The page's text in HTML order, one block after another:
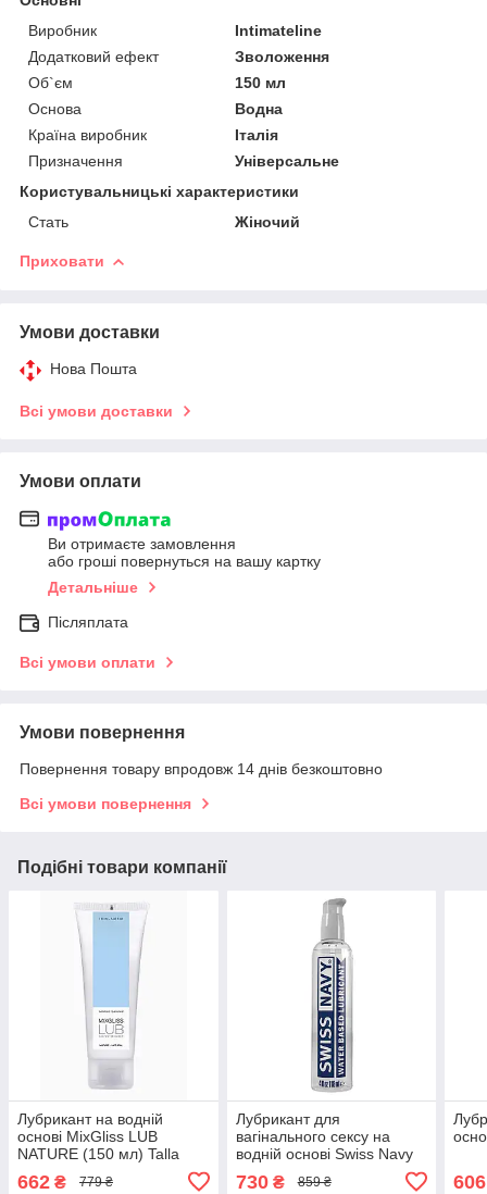
Виробник
Intimateline
Додатковий ефект
Зволоження
Об`єм
150 мл
Основа
Водна
Країна виробник
Італія
Призначення
Універсальне
Користувальницькі характеристики
Стать
Жіночий
Приховати
Умови доставки
Нова Пошта
Всі умови доставки
Умови оплати
Ви отримаєте замовлення
або гроші повернуться на вашу картку
Детальніше
Післяплата
Всі умови оплати
Умови повернення
Повернення товару впродовж 14 днів безкоштовно
Всі умови повернення
Подібні товари компанії
Лубрикант на водній
основі MixGliss LUB
NATURE (150 мл) Talla
662 ₴ 779 ₴
Лубрикант для
вагінального сексу на
водній основі Swiss Navy
Water-Based 118 мл Talla
730₴ 859 ₴ 606